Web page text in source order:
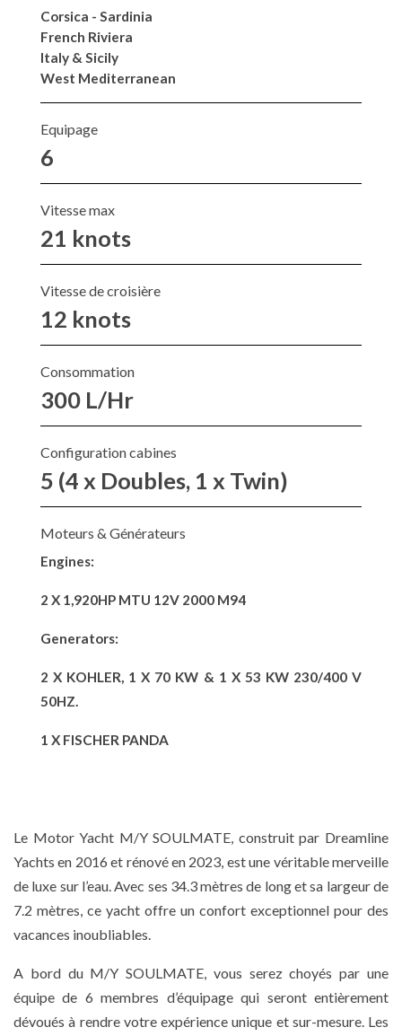
Corsica - Sardinia
French Riviera
Italy & Sicily
West Mediterranean
Equipage
6
Vitesse max
21 knots
Vitesse de croisière
12 knots
Consommation
300 L/Hr
Configuration cabines
5 (4 x Doubles, 1 x Twin)
Moteurs & Générateurs
Engines:
2 X 1,920HP MTU 12V 2000 M94
Generators:
2 X KOHLER, 1 X 70 KW & 1 X 53 KW 230/400 V
50HZ.
1 X FISCHER PANDA
Le Motor Yacht M/Y SOULMATE, construit par Dreamline
Yachts en 2016 et rénové en 2023, est une véritable merveille
de luxe sur l’eau. Avec ses 34.3 mètres de long et sa largeur de
7.2 mètres, ce yacht offre un confort exceptionnel pour des
vacances inoubliables.
A bord du M/Y SOULMATE, vous serez choyés par une
équipe de 6 membres d’équipage qui seront entièrement
dévoués à rendre votre expérience unique et sur-mesure. Les